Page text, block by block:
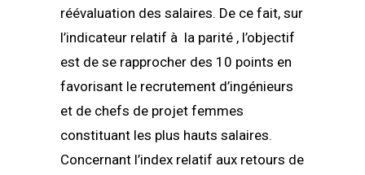
réévaluation des salaires. De ce fait, sur
l’indicateur relatif à la parité , l’objectif
est de se rapprocher des 10 points en
favorisant le recrutement d’ingénieurs
et de chefs de projet femmes
constituant les plus hauts salaires.
Concernant l’index relatif aux retours de